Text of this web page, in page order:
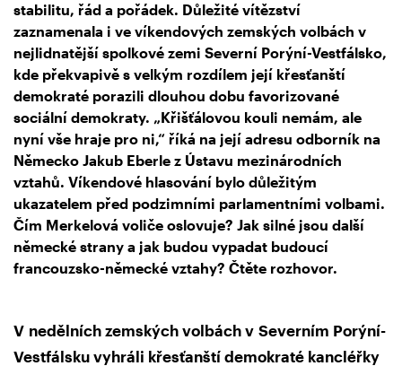
stabilitu, řád a pořádek. Důležité vítězství
zaznamenala i ve víkendových zemských volbách v
nejlidnatější spolkové zemi Severní Porýní-Vestfálsko,
kde překvapivě s velkým rozdílem její křesťanští
demokraté porazili dlouhou dobu favorizované
sociální demokraty. „Křišťálovou kouli nemám, ale
nyní vše hraje pro ni,“ říká na její adresu odborník na
Německo Jakub Eberle z Ústavu mezinárodních
vztahů. Víkendové hlasování bylo důležitým
ukazatelem před podzimními parlamentními volbami.
Čím Merkelová voliče oslovuje? Jak silné jsou další
německé strany a jak budou vypadat budoucí
francouzsko-německé vztahy? Čtěte rozhovor.
V nedělních zemských volbách v Severním Porýní-
Vestfálsku vyhráli křesťanští demokraté kancléřky